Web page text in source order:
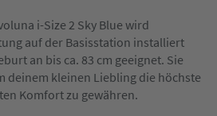
i-Size 2 Sky Blue wird
auf der Basisstation installiert
an bis ca. 83 cm geeignet. Sie
deinem kleinen Liebling die höchste
Komfort zu gewähren.